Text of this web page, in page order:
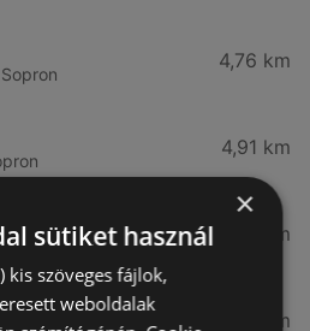
4,76 km
4,91 km
Sopron
5,31 km
5,92 km
×
sütiket használ
kis szöveges fájlok,
weboldalak